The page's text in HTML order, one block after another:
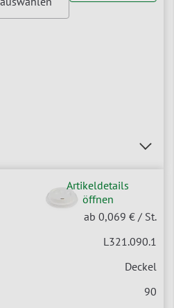
Artikeldetails
öffnen
ab 0,069 € / St.
L321.090.1
Deckel
90